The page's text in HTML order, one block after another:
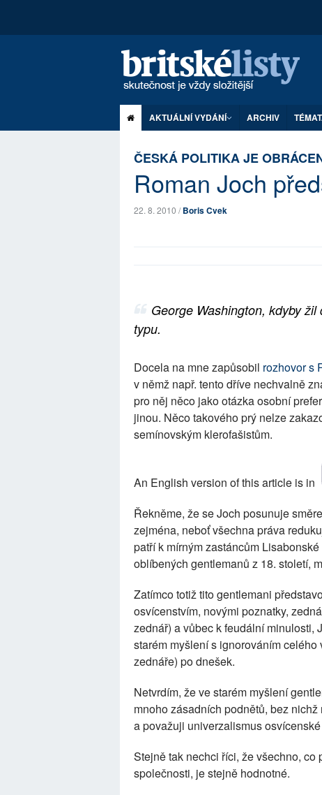
AKTUÁLNÍ VYDÁNÍ ARCHIV
ČESKÁ POLITIKA JE
Roman Joch
22. 8. 2010 /Boris Cvek
George Washington, kdyby
typu.
Docela na mne zapůsobil rozhovor s
v němž např. tento dříve nechvalně
pro něj něco jako otázka osobní
jinou. Něco takového prý nelze
semínovským klerofašistům.
An English version of this article is in
Řekněme, že se Joch posunuje
zejména, neboť všechna práva
patří k mírným zastáncům
oblíbených gentlemanů z 18. století,
Zatímco totiž tito gentlemani
osvícenstvím, novými poznatky,
zednář) a vůbec k feudální minulosti,
starém myšlení s ignorováním
zednáře) po dnešek.
Netvrdím, že ve starém myšlení
mnoho zásadních podnětů, bez
a považuji univerzalismus
Stejně tak nechci říci, že všechno,
společnosti, je stejně hodnotné.